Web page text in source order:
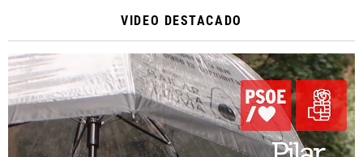
VIDEO DESTACADO
Reproductor
de
vídeo